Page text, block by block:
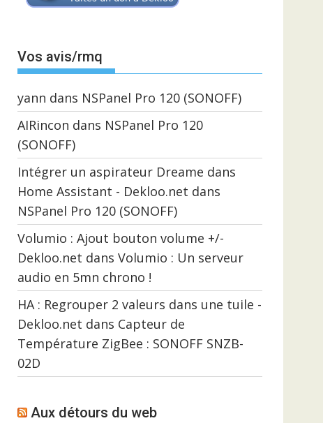
Vos avis/rmq
yann dans NSPanel Pro 120 (SONOFF)
AIRincon dans NSPanel Pro 120
(SONOFF)
Intégrer un aspirateur Dreame dans
Home Assistant - Dekloo.net dans
NSPanel Pro 120 (SONOFF)
Volumio : Ajout bouton volume +/-
Dekloo.net dans Volumio : Un serveur
audio en 5mn chrono !
HA : Regrouper 2 valeurs dans une tuile -
Dekloo.net dans Capteur de
Température ZigBee : SONOFF SNZB-
02D
Aux détours du web